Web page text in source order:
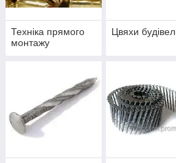
Техніка прямого
монтажу
Цвяхи